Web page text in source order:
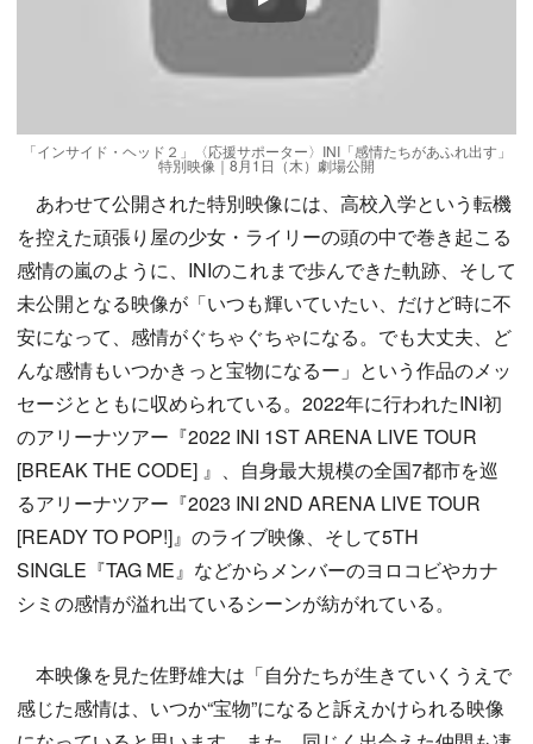
Play
「インサイド・ヘッド２」〈応援サポーター〉INI「感情たちがあふれ出す」
特別映像｜8月1日（木）劇場公開
あわせて公開された特別映像には、高校入学という転機
を控えた頑張り屋の少女・ライリーの頭の中で巻き起こる
感情の嵐のように、INIのこれまで歩んできた軌跡、そして
未公開となる映像が「いつも輝いていたい、だけど時に不
安になって、感情がぐちゃぐちゃになる。でも大丈夫、ど
んな感情もいつかきっと宝物になるー」という作品のメッ
セージとともに収められている。2022年に行われたINI初
のアリーナツアー『2022 INI 1ST ARENA LIVE TOUR
[BREAK THE CODE] 』、自身最大規模の全国7都市を巡
るアリーナツアー『2023 INI 2ND ARENA LIVE TOUR
[READY TO POP!]』のライブ映像、そして5TH
SINGLE『TAG ME』などからメンバーのヨロコビやカナ
シミの感情が溢れ出ているシーンが紡がれている。
本映像を見た佐野雄大は「自分たちが生きていくうえで
感じた感情は、いつか“宝物”になると訴えかけられる映像